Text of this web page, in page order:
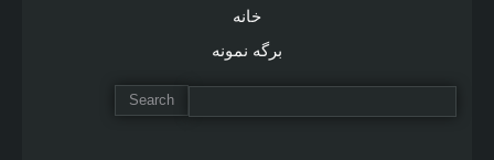
خانه
برگه نمونه